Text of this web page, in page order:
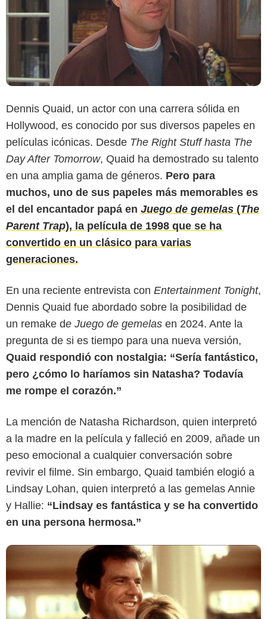
Dennis Quaid, un actor con una carrera sólida en
Hollywood, es conocido por sus diversos papeles en
películas icónicas. Desde The Right Stuff hasta The
Day After Tomorrow, Quaid ha demostrado su talento
en una amplia gama de géneros. Pero para
muchos, uno de sus papeles más memorables es
el del encantador papá en Juego de gemelas (The
Parent Trap), la película de 1998 que se ha
convertido en un clásico para varias
generaciones.
En una reciente entrevista con Entertainment Tonight,
Dennis Quaid fue abordado sobre la posibilidad de
un remake de Juego de gemelas en 2024. Ante la
pregunta de si es tiempo para una nueva versión,
Quaid respondió con nostalgia: “Sería fantástico,
pero ¿cómo lo haríamos sin Natasha? Todavía
me rompe el corazón.”
La mención de Natasha Richardson, quien interpretó
a la madre en la película y falleció en 2009, añade un
peso emocional a cualquier conversación sobre
revivir el filme. Sin embargo, Quaid también elogió a
Lindsay Lohan, quien interpretó a las gemelas Annie
y Hallie: “Lindsay es fantástica y se ha convertido
en una persona hermosa.”